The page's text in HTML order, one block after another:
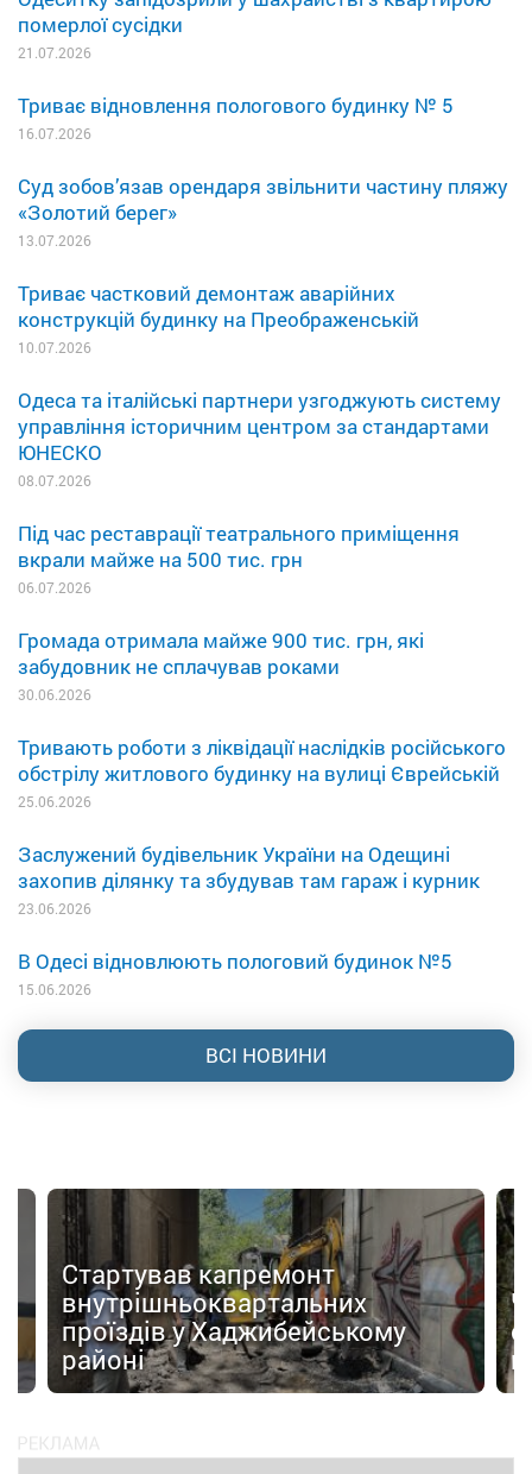
померлої сусідки
21.07.2026
Триває відновлення пологового будинку № 5
16.07.2026
Суд зобов’язав орендаря звільнити частину пляжу
«Золотий берег»
13.07.2026
Триває частковий демонтаж аварійних
конструкцій будинку на Преображенській
10.07.2026
Одеса та італійські партнери узгоджують систему
управління історичним центром за стандартами
ЮНЕСКО
08.07.2026
Під час реставрації театрального приміщення
вкрали майже на 500 тис. грн
06.07.2026
Громада отримала майже 900 тис. грн, які
забудовник не сплачував роками
30.06.2026
Тривають роботи з ліквідації наслідків російського
обстрілу житлового будинку на вулиці Єврейській
25.06.2026
Заслужений будівельник України на Одещині
захопив ділянку та збудував там гараж і курник
23.06.2026
В Одесі відновлюють пологовий будинок №5
15.06.2026
ВСІ НОВИНИ
Стартував капремонт
внутрішньоквартальних
проїздів у Хаджибейському
районі